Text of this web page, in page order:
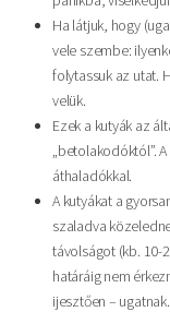
Ha látjuk, hogy
vele szembe:
folytassuk az utat.
velük.
Ezek a kutyák az
„betolakodóktól”.
áthaladókkal.
A kutyákat a
szaladva
távolságot (kb. 10-
határáig nem
ijesztően –